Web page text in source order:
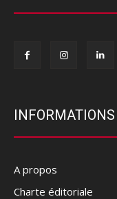
INFORMATIONS
A propos
Charte éditoriale